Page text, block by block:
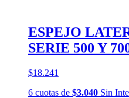
ESPEJO
SERIE 500 Y
$18.241
6 cuotas de $3.040 Sin